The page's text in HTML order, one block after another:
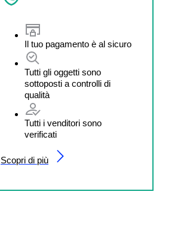
Il tuo pagamento è al sicuro
Tutti gli oggetti sono
sottoposti a controlli di
qualità
Tutti i venditori sono
verificati
Scopri di più